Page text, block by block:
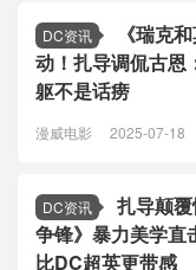
DC资讯
《瑞克
动！扎导调侃古恩
躯不是话痨
漫威电影 2025-07-18
DC资讯
扎导颠
争锋》暴力美学直
比DC超英更带感